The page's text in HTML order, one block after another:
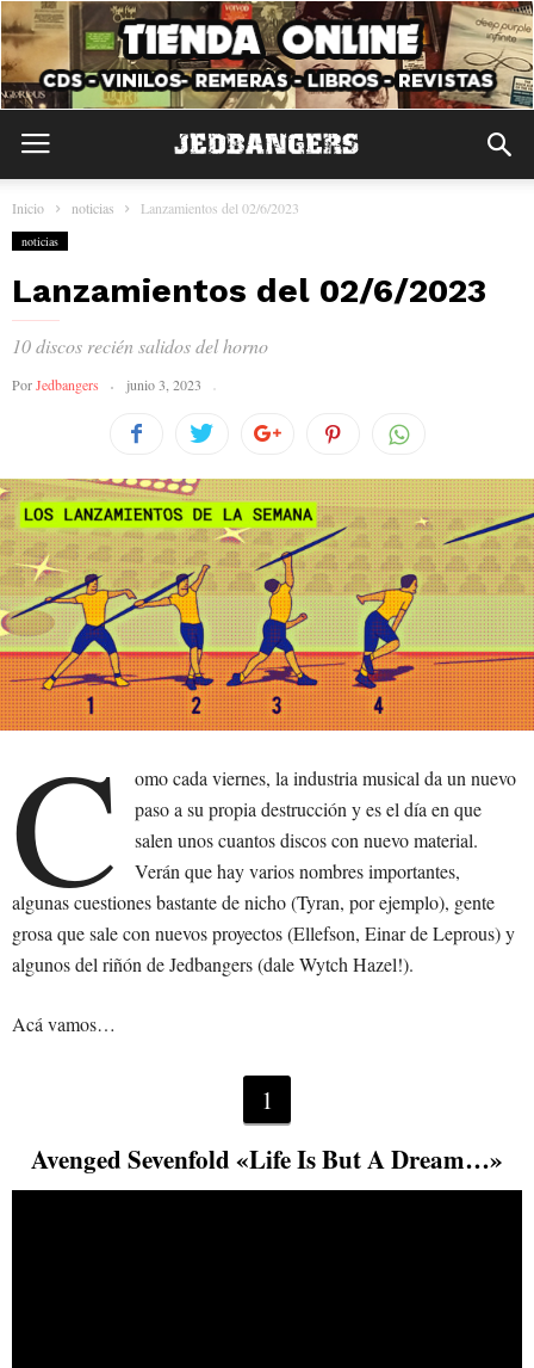
Inicio noticias Lanzamientos del 02/6/2023
noticias
Lanzamientos del 02/6/2023
10 discos recién salidos del horno
PorJedbangers junio 3, 2023
C
omo cada viernes, la industria musical da un nuevo
paso a su propia destrucción y es el día en que
salen unos cuantos discos con nuevo material.
Verán que hay varios nombres importantes,
algunas cuestiones bastante de nicho (Tyran, por ejemplo), gente
grosa que sale con nuevos proyectos (Ellefson, Einar de Leprous) y
algunos del riñón de Jedbangers (dale Wytch Hazel!).
Acá vamos…
1
Avenged Sevenfold «Life Is But A Dream…»